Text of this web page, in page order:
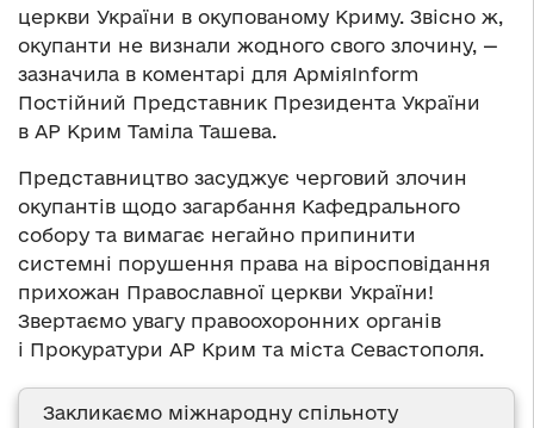
церкви України в окупованому Криму. Звісно ж,
окупанти не визнали жодного свого злочину, —
зазначила в коментарі для АрміяInform
Постійний Представник Президента України
в АР Крим Таміла Ташева.
Представництво засуджує черговий злочин
окупантів щодо загарбання Кафедрального
собору та вимагає негайно припинити
системні порушення права на віросповідання
прихожан Православної церкви України!
Звертаємо увагу правоохоронних органів
і Прокуратури АР Крим та міста Севастополя.
Закликаємо міжнародну спільноту